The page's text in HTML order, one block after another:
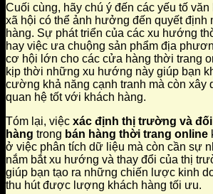
Cuối cùng, hãy chú ý đến các yếu tố
xã hội có thể ảnh hưởng đến quyết định
hàng. Sự phát triển của các xu hướng
hay việc ưa chuộng sản phẩm địa
cơ hội lớn cho các cửa hàng thời trang
kịp thời những xu hướng này giúp bạn
cường khả năng cạnh tranh mà còn xây
quan hệ tốt với khách hàng.
Tóm lại, việc xác định thị trường và
hàng trong bán hàng thời trang online
ở việc phân tích dữ liệu mà còn cần sự
nắm bắt xu hướng và thay đổi của thị
giúp bạn tạo ra những chiến lược kinh
thu hút được lượng khách hàng tối ưu.